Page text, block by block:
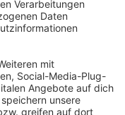
Die
Polizei bittet um
beitragen